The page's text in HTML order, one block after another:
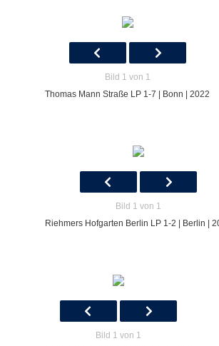
Bild 1 von 1
Thomas Mann Straße LP 1-7 | Bonn | 2022
Bild 1 von 1
Riehmers Hofgarten Berlin LP 1-2 | Berlin |
Bild 1 von 1